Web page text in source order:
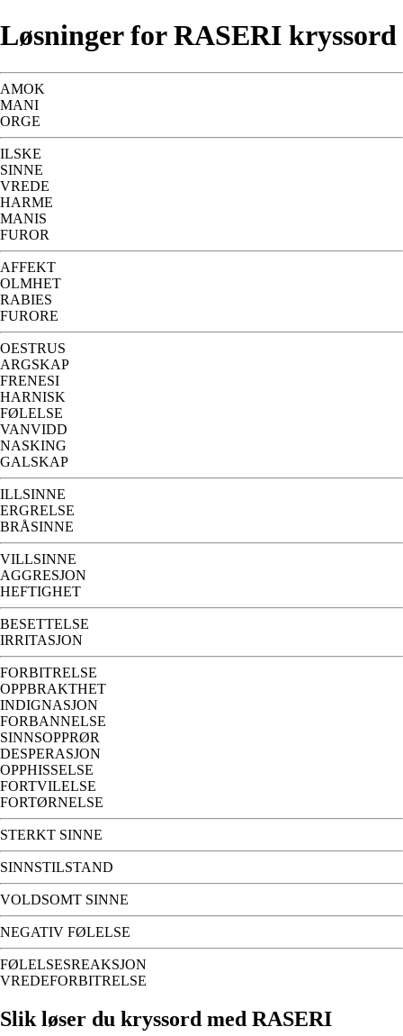
Løsninger for RASERI kryssord
AMOK
MANI
ORGE
ILSKE
SINNE
VREDE
HARME
MANIS
FUROR
AFFEKT
OLMHET
RABIES
FURORE
OESTRUS
ARGSKAP
FRENESI
HARNISK
FØLELSE
VANVIDD
NASKING
GALSKAP
ILLSINNE
ERGRELSE
BRÅSINNE
VILLSINNE
AGGRESJON
HEFTIGHET
BESETTELSE
IRRITASJON
FORBITRELSE
OPPBRAKTHET
INDIGNASJON
FORBANNELSE
SINNSOPPRØR
DESPERASJON
OPPHISSELSE
FORTVILELSE
FORTØRNELSE
STERKT SINNE
SINNSTILSTAND
VOLDSOMT SINNE
NEGATIV FØLELSE
FØLELSESREAKSJON
VREDEFORBITRELSE
Slik løser du kryssord med RASERI